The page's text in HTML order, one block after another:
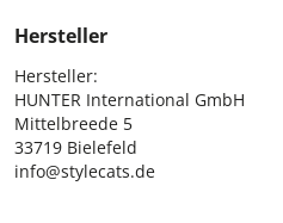
Hersteller
Hersteller:
HUNTER International GmbH
Mittelbreede 5
33719 Bielefeld
info@stylecats.de